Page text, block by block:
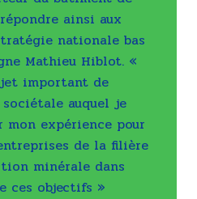
ainsi aux
nationale bas
Mathieu Hiblot. «
important de
auquel je
expérience pour
de la filière
minérale dans
ces objectifs »